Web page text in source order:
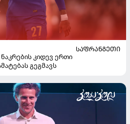
ᲡᲐᲤᲠᲐᲜᲒᲔᲗᲘ
კიდევ ერთი
გეგმავს